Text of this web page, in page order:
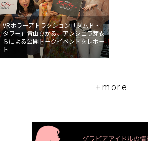
VRホラーアトラクション「ダムド・
タワー」青山ひかる、アンジェラ芽衣
らによる公開トークイベントをレポー
ト
+more